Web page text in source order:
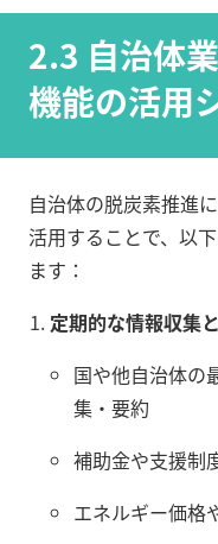
2.3 自治体
機能の活用
自治体の脱炭素推進
活用することで、以
ます：
定期的な情報収集
国や他自治体の
集・要約
補助金や支援制
エネルギー価格